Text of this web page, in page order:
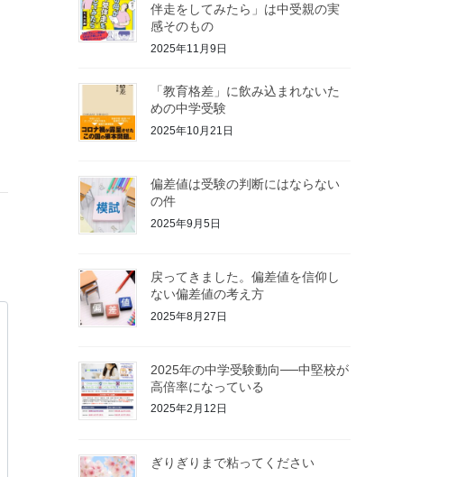
伴走をしてみたら」は中受親の実
感そのもの
2025年11月9日
「教育格差」に飲み込まれないた
めの中学受験
2025年10月21日
偏差値は受験の判断にはならない
の件
2025年9月5日
戻ってきました。偏差値を信仰し
ない偏差値の考え方
2025年8月27日
2025年の中学受験動向──中堅校が
高倍率になっている
2025年2月12日
ぎりぎりまで粘ってください